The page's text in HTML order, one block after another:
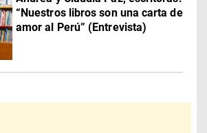
“Nuestros libros son una carta de
amor al Perú” (Entrevista)